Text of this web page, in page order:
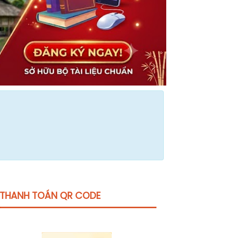
THANH TOÁN QR CODE